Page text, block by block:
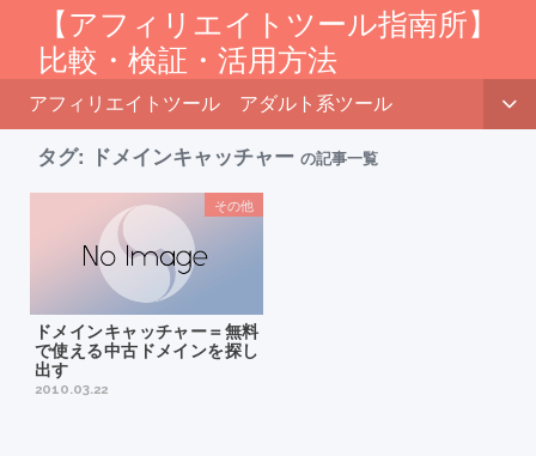
【アフィリエイトツール指南所】
比較・検証・活用方法
アフィリエイトツール アダルト系ツール
タグ: ドメインキャッチャー の記事一覧
ドメインキャッチャー＝無料
で使える中古ドメインを探し
出す
2010.03.22
その他